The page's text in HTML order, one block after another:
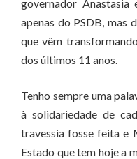
governador Anastasia
apenas do PSDB, mas
que vêm
dos últimos 11 anos.
Tenho sempre uma
à solidariedade de
travessia fosse feita e
Estado que tem hoje a